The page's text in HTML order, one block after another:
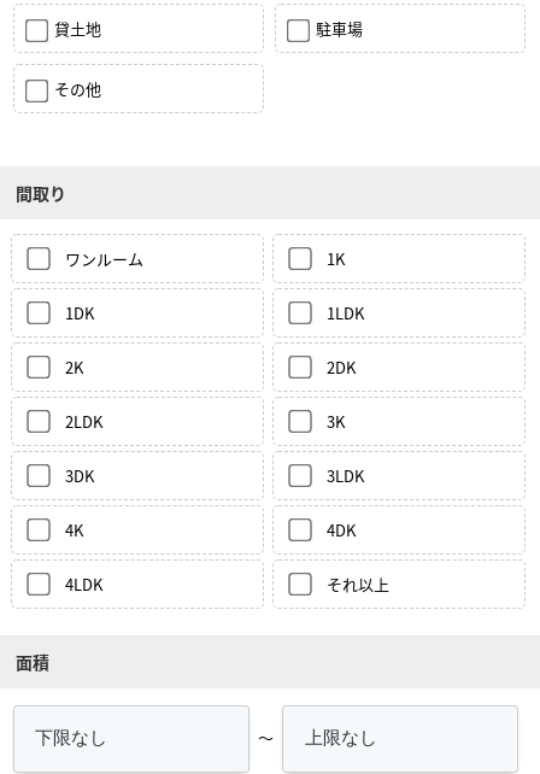
貸土地 駐車場
その他
間取り
ワンルーム 1K
1DK 1LDK
2K 2DK
2LDK 3K
3DK 3LDK
4K 4DK
4LDK それ以上
面積
～